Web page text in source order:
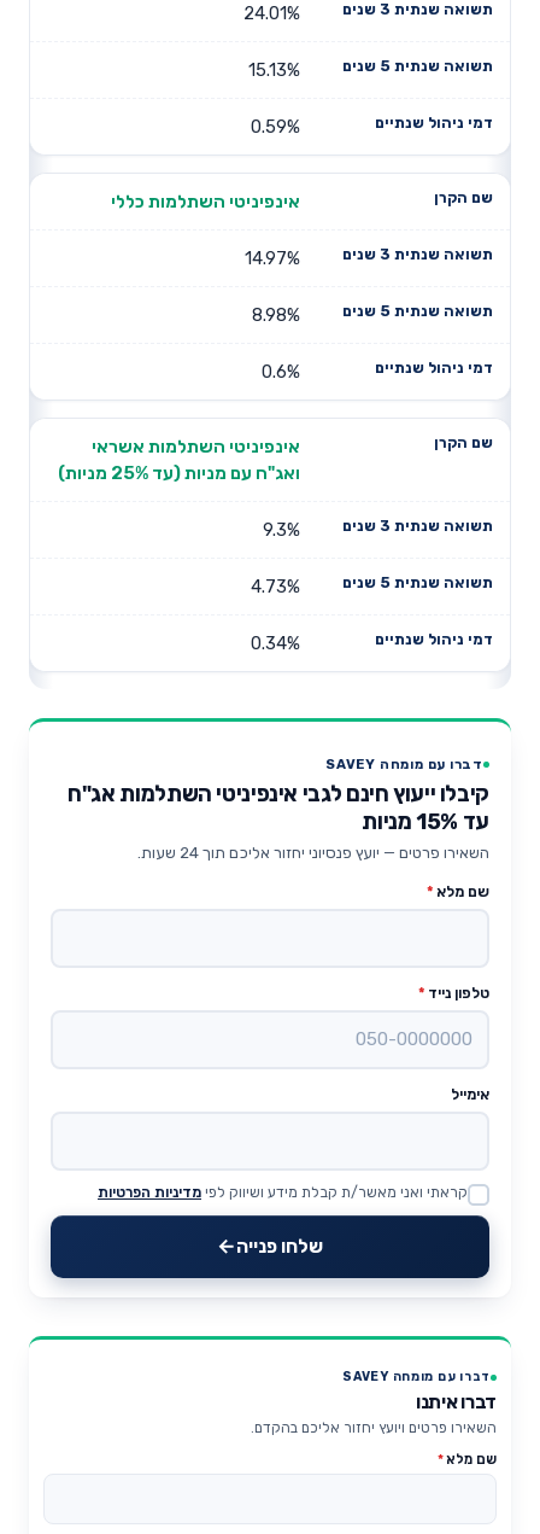
24.01%
15.13%
0.59%
אינפיניטי השתלמות כללי
14.97%
8.98%
0.6%
אינפיניטי השתלמות אשראי
ואג"ח עם מניות (עד 25% מניות)
9.3%
4.73%
0.34%
דברו עם מומחה SAVEY
קיבלו ייעוץ חינם לגבי אינפיניטי השתלמות אג"ח
עד 15% מניות
השאירו פרטים — יועץ פנסיוני יחזור אליכם תוך 24 שעות.
שם מלא *
טלפון נייד *
אימייל
Website
קראתי ואני מאשר/ת קבלת מידע ושיווק לפי מדיניות הפרטיות
שלחו פנייה
דברו עם מומחה SAVEY
דברו איתנו
השאירו פרטים ויועץ יחזור אליכם בהקדם.
שם מלא*